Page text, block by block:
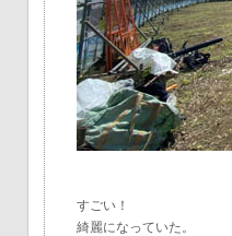
すごい！
綺麗になっていた。